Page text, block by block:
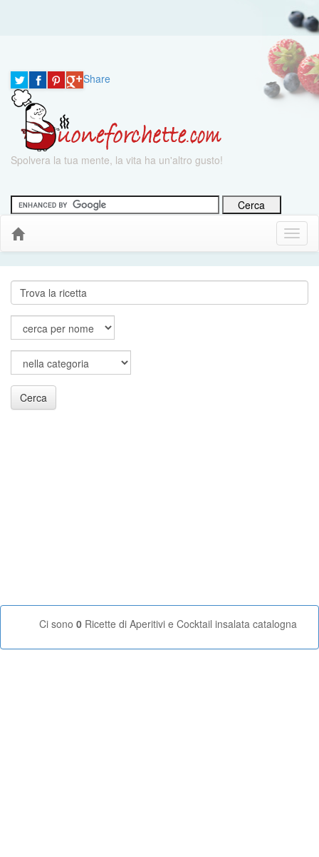
Share
Spolvera la tua mente, la vita ha un'altro gusto!
Menu
Down
Cerca
Cerca
Ci sono 0 Ricette di Aperitivi e Cocktail insalata catalogna